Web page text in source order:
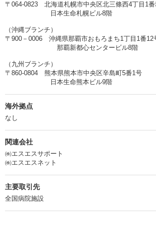
〒064‐0823 北海道札幌市中央区北三條西4丁目1
日本生命札幌ビル8階
（沖縄ブランチ）
〒900－0006 沖縄県那覇市おもろまち1丁目1番12
那覇新都心センタービル8階
（九州ブランチ）
〒860-0804 熊本県熊本市中央区辛島町5番1号
日本生命熊本ビル9階
海外拠点
なし
関連会社
㈱エスエスサポート
㈱エスエスネット
主要取引先
全国病院施設